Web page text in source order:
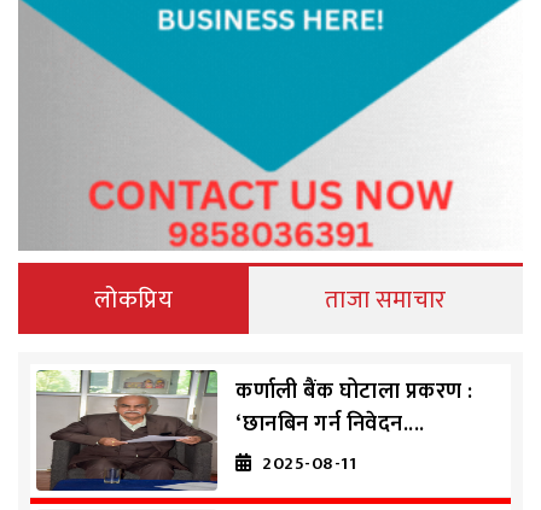
लोकप्रिय ताजा समाचार
कर्णाली बैंक घोटाला प्रकरण :
‘छानबिन गर्न निवेदन....
2025-08-11